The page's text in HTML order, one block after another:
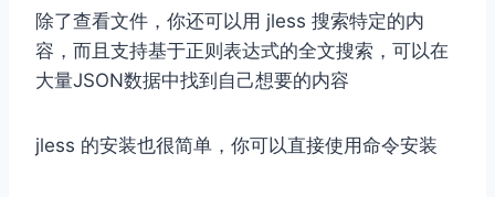
除了查看文件，你还可以用 jless 搜索特定的内
容，而且支持基于正则表达式的全文搜索，可以在
大量JSON数据中找到自己想要的内容
jless 的安装也很简单，你可以直接使用命令安装